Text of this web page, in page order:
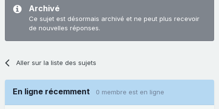
Archivé
Ce sujet est désormais archivé et ne peut plus recevoir
de nouvelles réponses.
Aller sur la liste des sujets
En ligne récemment 0 membre est en ligne